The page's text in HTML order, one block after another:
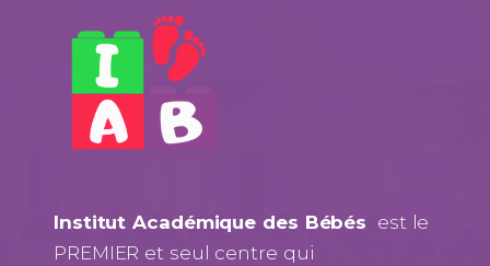
Institut Académique des Bébés est le
PREMIER et seul centre qui